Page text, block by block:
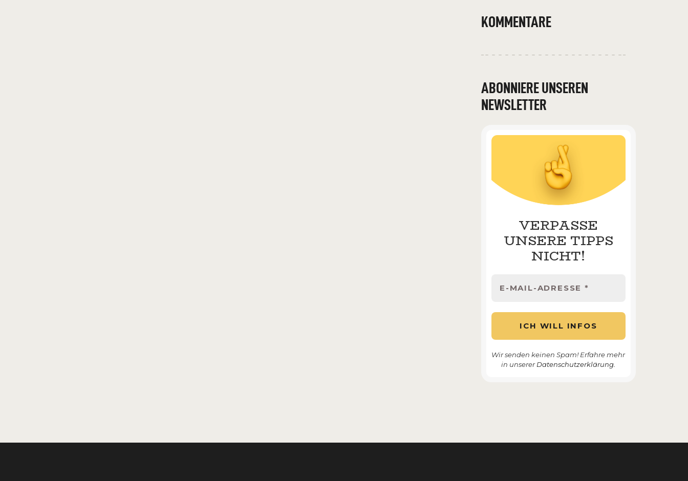
KOMMENTARE
ABONNIERE UNSEREN
NEWSLETTER
VERPASSE
UNSERE TIPPS
NICHT!
Wir senden keinen Spam! Erfahre mehr
in unsererDatenschutzerklärung.